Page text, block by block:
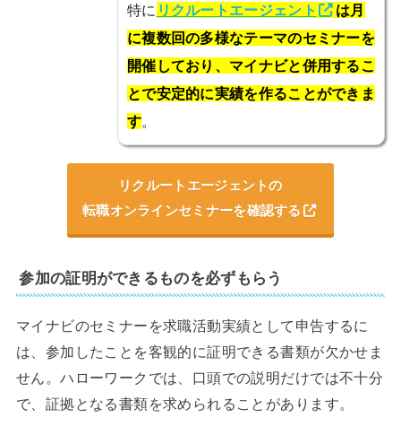
特に リクルートエージェント
は月
に複数回の多様なテーマのセミナーを
開催しており、マイナビと併用するこ
とで安定的に実績を作ることができま
す
リクルートエージェントの
転職オンラインセミナーを確認する
参加の証明ができるものを必ずもらう
マイナビのセミナーを求職活動実績として申告するに
は、参加したことを客観的に証明できる書類が欠かせま
せん。ハローワークでは、口頭での説明だけでは不十分
で、証拠となる書類を求められることがあります。